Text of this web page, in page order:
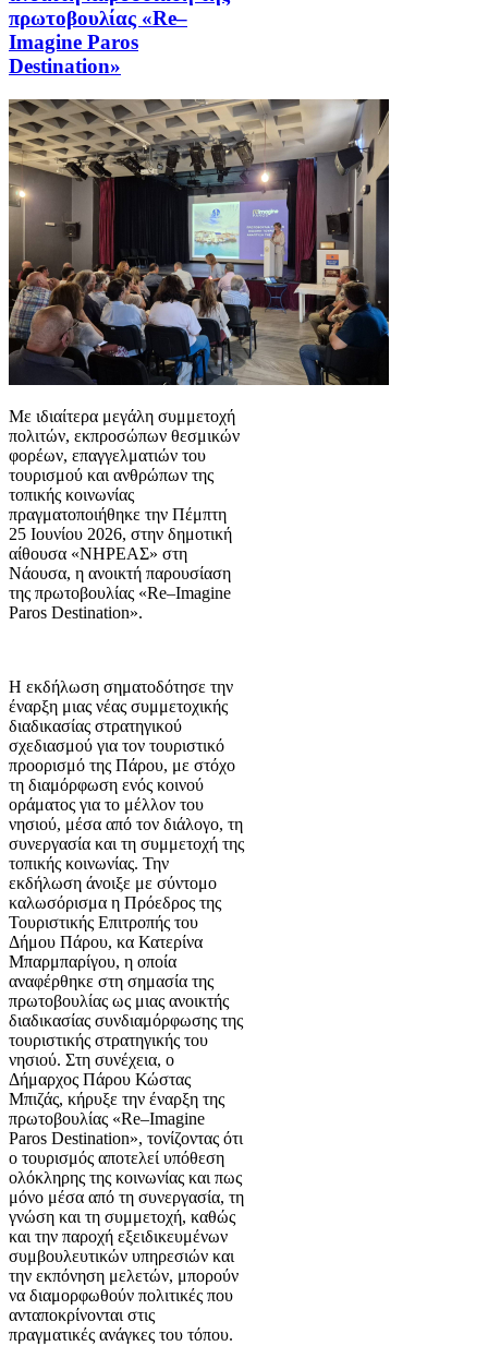
πρωτοβουλίας «Re–
Imagine Paros
Destination»
Με ιδιαίτερα μεγάλη συμμετοχή
πολιτών, εκπροσώπων θεσμικών
φορέων, επαγγελματιών του
τουρισμού και ανθρώπων της
τοπικής κοινωνίας
πραγματοποιήθηκε την Πέμπτη
25 Ιουνίου 2026, στην δημοτική
αίθουσα «ΝΗΡΕΑΣ» στη
Νάουσα, η ανοικτή παρουσίαση
της πρωτοβουλίας «Re–Imagine
Paros Destination».
Η εκδήλωση σηματοδότησε την
έναρξη μιας νέας συμμετοχικής
διαδικασίας στρατηγικού
σχεδιασμού για τον τουριστικό
προορισμό της Πάρου, με στόχο
τη διαμόρφωση ενός κοινού
οράματος για το μέλλον του
νησιού, μέσα από τον διάλογο, τη
συνεργασία και τη συμμετοχή της
τοπικής κοινωνίας. Την
εκδήλωση άνοιξε με σύντομο
καλωσόρισμα η Πρόεδρος της
Τουριστικής Επιτροπής του
Δήμου Πάρου, κα Κατερίνα
Μπαρμπαρίγου, η οποία
αναφέρθηκε στη σημασία της
πρωτοβουλίας ως μιας ανοικτής
διαδικασίας συνδιαμόρφωσης της
τουριστικής στρατηγικής του
νησιού. Στη συνέχεια, ο
Δήμαρχος Πάρου Κώστας
Μπιζάς, κήρυξε την έναρξη της
πρωτοβουλίας «Re–Imagine
Paros Destination», τονίζοντας ότι
ο τουρισμός αποτελεί υπόθεση
ολόκληρης της κοινωνίας και πως
μόνο μέσα από τη συνεργασία, τη
γνώση και τη συμμετοχή, καθώς
και την παροχή εξειδικευμένων
συμβουλευτικών υπηρεσιών και
την εκπόνηση μελετών, μπορούν
να διαμορφωθούν πολιτικές που
ανταποκρίνονται στις
πραγματικές ανάγκες του τόπου.